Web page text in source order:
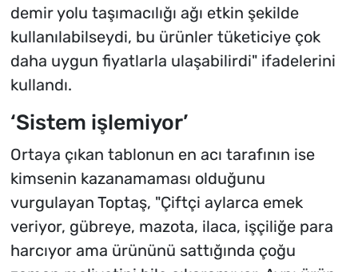
demir yolu taşımacılığı ağı etkin şekilde
kullanılabilseydi, bu ürünler tüketiciye çok
daha uygun fiyatlarla ulaşabilirdi" ifadelerini
kullandı.
‘Sistem işlemiyor’
Ortaya çıkan tablonun en acı tarafının ise
kimsenin kazanamaması olduğunu
vurgulayan Toptaş, "Çiftçi aylarca emek
veriyor, gübreye, mazota, ilaca, işçiliğe para
harcıyor ama ürününü sattığında çoğu